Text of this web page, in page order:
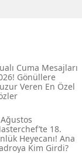
Cuma Mesajları
Gönüllere
Veren En Özel
18.
Heyecanı! Ana
Kim Girdi?